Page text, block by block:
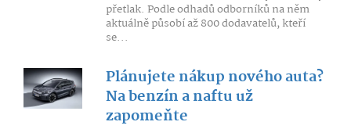
přetlak. Podle odhadů odborníků na něm
aktuálně působí až 800 dodavatelů, kteří
se...
Plánujete nákup nového auta?
Na benzín a naftu už
zapomeňte